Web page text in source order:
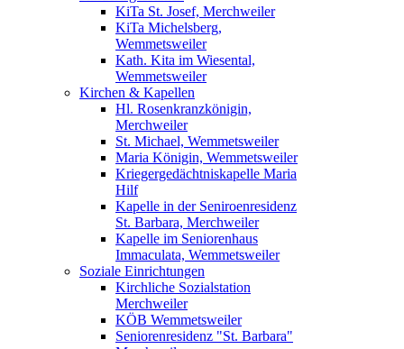
KiTa St. Josef, Merchweiler
KiTa Michelsberg,
Wemmetsweiler
Kath. Kita im Wiesental,
Wemmetsweiler
Kirchen & Kapellen
Hl. Rosenkranzkönigin,
Merchweiler
St. Michael, Wemmetsweiler
Maria Königin, Wemmetsweiler
Kriegergedächtniskapelle Maria
Hilf
Kapelle in der Seniroenresidenz
St. Barbara, Merchweiler
Kapelle im Seniorenhaus
Immaculata, Wemmetsweiler
Soziale Einrichtungen
Kirchliche Sozialstation
Merchweiler
KÖB Wemmetsweiler
Seniorenresidenz "St. Barbara"